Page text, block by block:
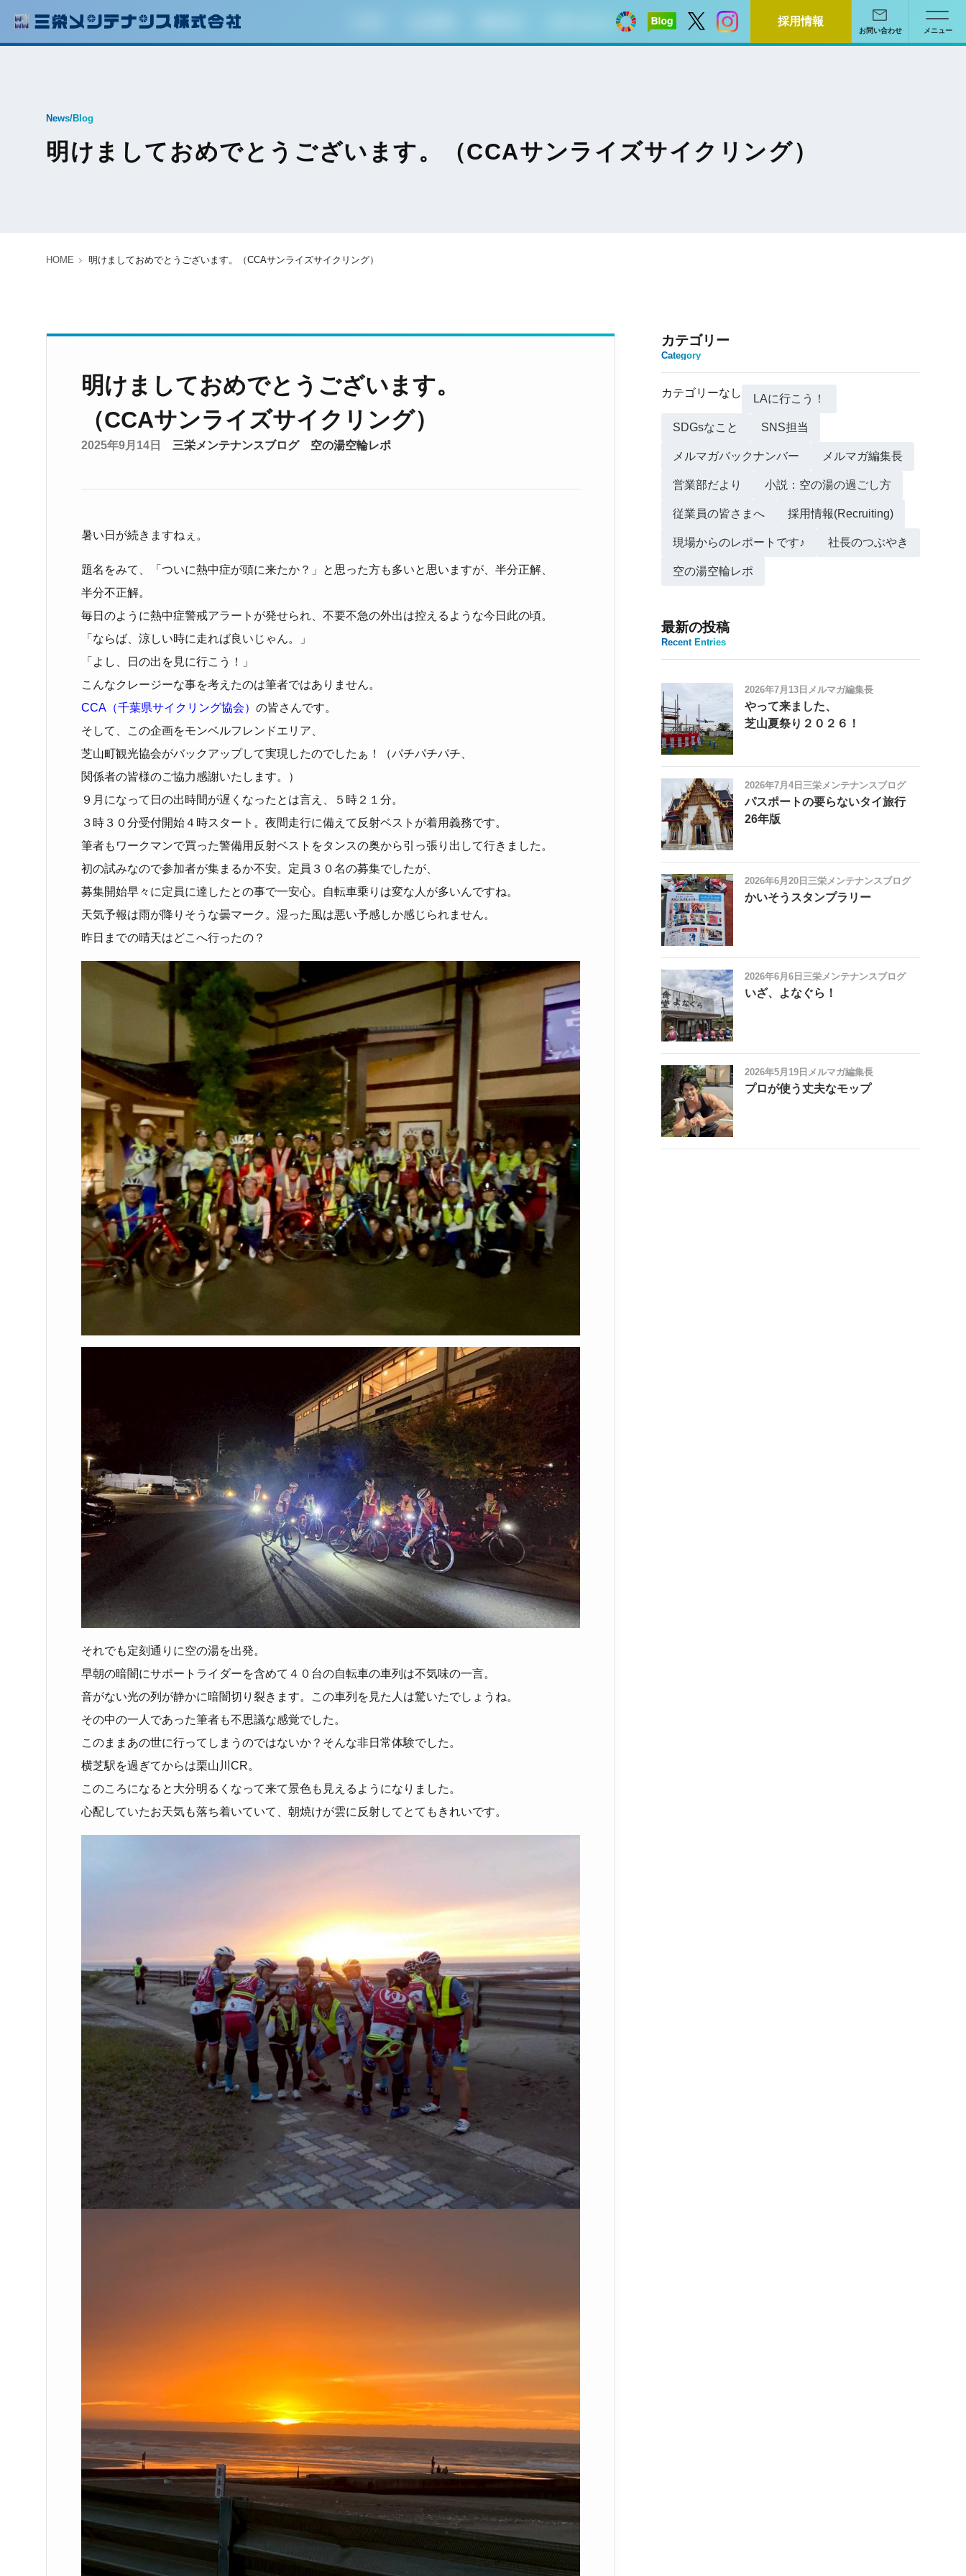
採用情報
お問い合わせ メニュー
News/Blog
明けましておめでとうございます。（CCAサンライズサイクリング）
HOME 明けましておめでとうございます。（CCAサンライズサイクリング）
明けましておめでとうございます。
（CCAサンライズサイクリング）
2025年9月14日 三栄メンテナンスブログ 空の湯空輪レポ
暑い日が続きますねぇ。
題名をみて、「ついに熱中症が頭に来たか？」と思った方も多いと思いますが、半分正解、
半分不正解。
毎日のように熱中症警戒アラートが発せられ、不要不急の外出は控えるような今日此の頃。
「ならば、涼しい時に走れば良いじゃん。」
「よし、日の出を見に行こう！」
こんなクレージーな事を考えたのは筆者ではありません。
CCA（千葉県サイクリング協会） の皆さんです。
そして、この企画をモンベルフレンドエリア、
芝山町観光協会がバックアップして実現したのでしたぁ！（パチパチパチ、
関係者の皆様のご協力感謝いたします。）
９月になって日の出時間が遅くなったとは言え、５時２１分。
３時３０分受付開始４時スタート。夜間走行に備えて反射ベストが着用義務です。
筆者もワークマンで買った警備用反射ベストをタンスの奥から引っ張り出して行きました。
初の試みなので参加者が集まるか不安。定員３０名の募集でしたが、
募集開始早々に定員に達したとの事で一安心。自転車乗りは変な人が多いんですね。
天気予報は雨が降りそうな曇マーク。湿った風は悪い予感しか感じられません。
昨日までの晴天はどこへ行ったの？
それでも定刻通りに空の湯を出発。
早朝の暗闇にサポートライダーを含めて４０台の自転車の車列は不気味の一言。
音がない光の列が静かに暗闇切り裂きます。この車列を見た人は驚いたでしょうね。
その中の一人であった筆者も不思議な感覚でした。
このままあの世に行ってしまうのではないか？そんな非日常体験でした。
横芝駅を過ぎてからは栗山川CR。
このころになると大分明るくなって来て景色も見えるようになりました。
心配していたお天気も落ち着いていて、朝焼けが雲に反射してとてもきれいです。
カテゴリー
Category
カテゴリーなし LAに行こう！
SDGsなこと SNS担当
メルマガバックナンバー メルマガ編集長
営業部だより 小説：空の湯の過ごし方
従業員の皆さまへ 採用情報(Recruiting)
現場からのレポートです♪ 社長のつぶやき
空の湯空輪レポ
最新の投稿
Recent Entries
2026年7月13日 メルマガ編集長
やって来ました、
芝山夏祭り２０２６！
2026年7月4日 三栄メンテナンスブログ
パスポートの要らないタイ旅行
26年版
2026年6月20日 三栄メンテナンスブログ
かいそうスタンプラリー
2026年6月6日 三栄メンテナンスブログ
いざ、よなぐら！
2026年5月19日 メルマガ編集長
プロが使う丈夫なモップ